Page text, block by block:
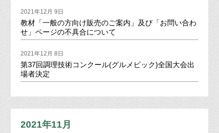
2021年12月 9日
教材「一般の方向け販売のご案内」及び「お問い合わ
せ」ページの不具合について
2021年12月 8日
第37回調理技術コンクール(グルメピック)全国大会出
場者決定
2021年11月